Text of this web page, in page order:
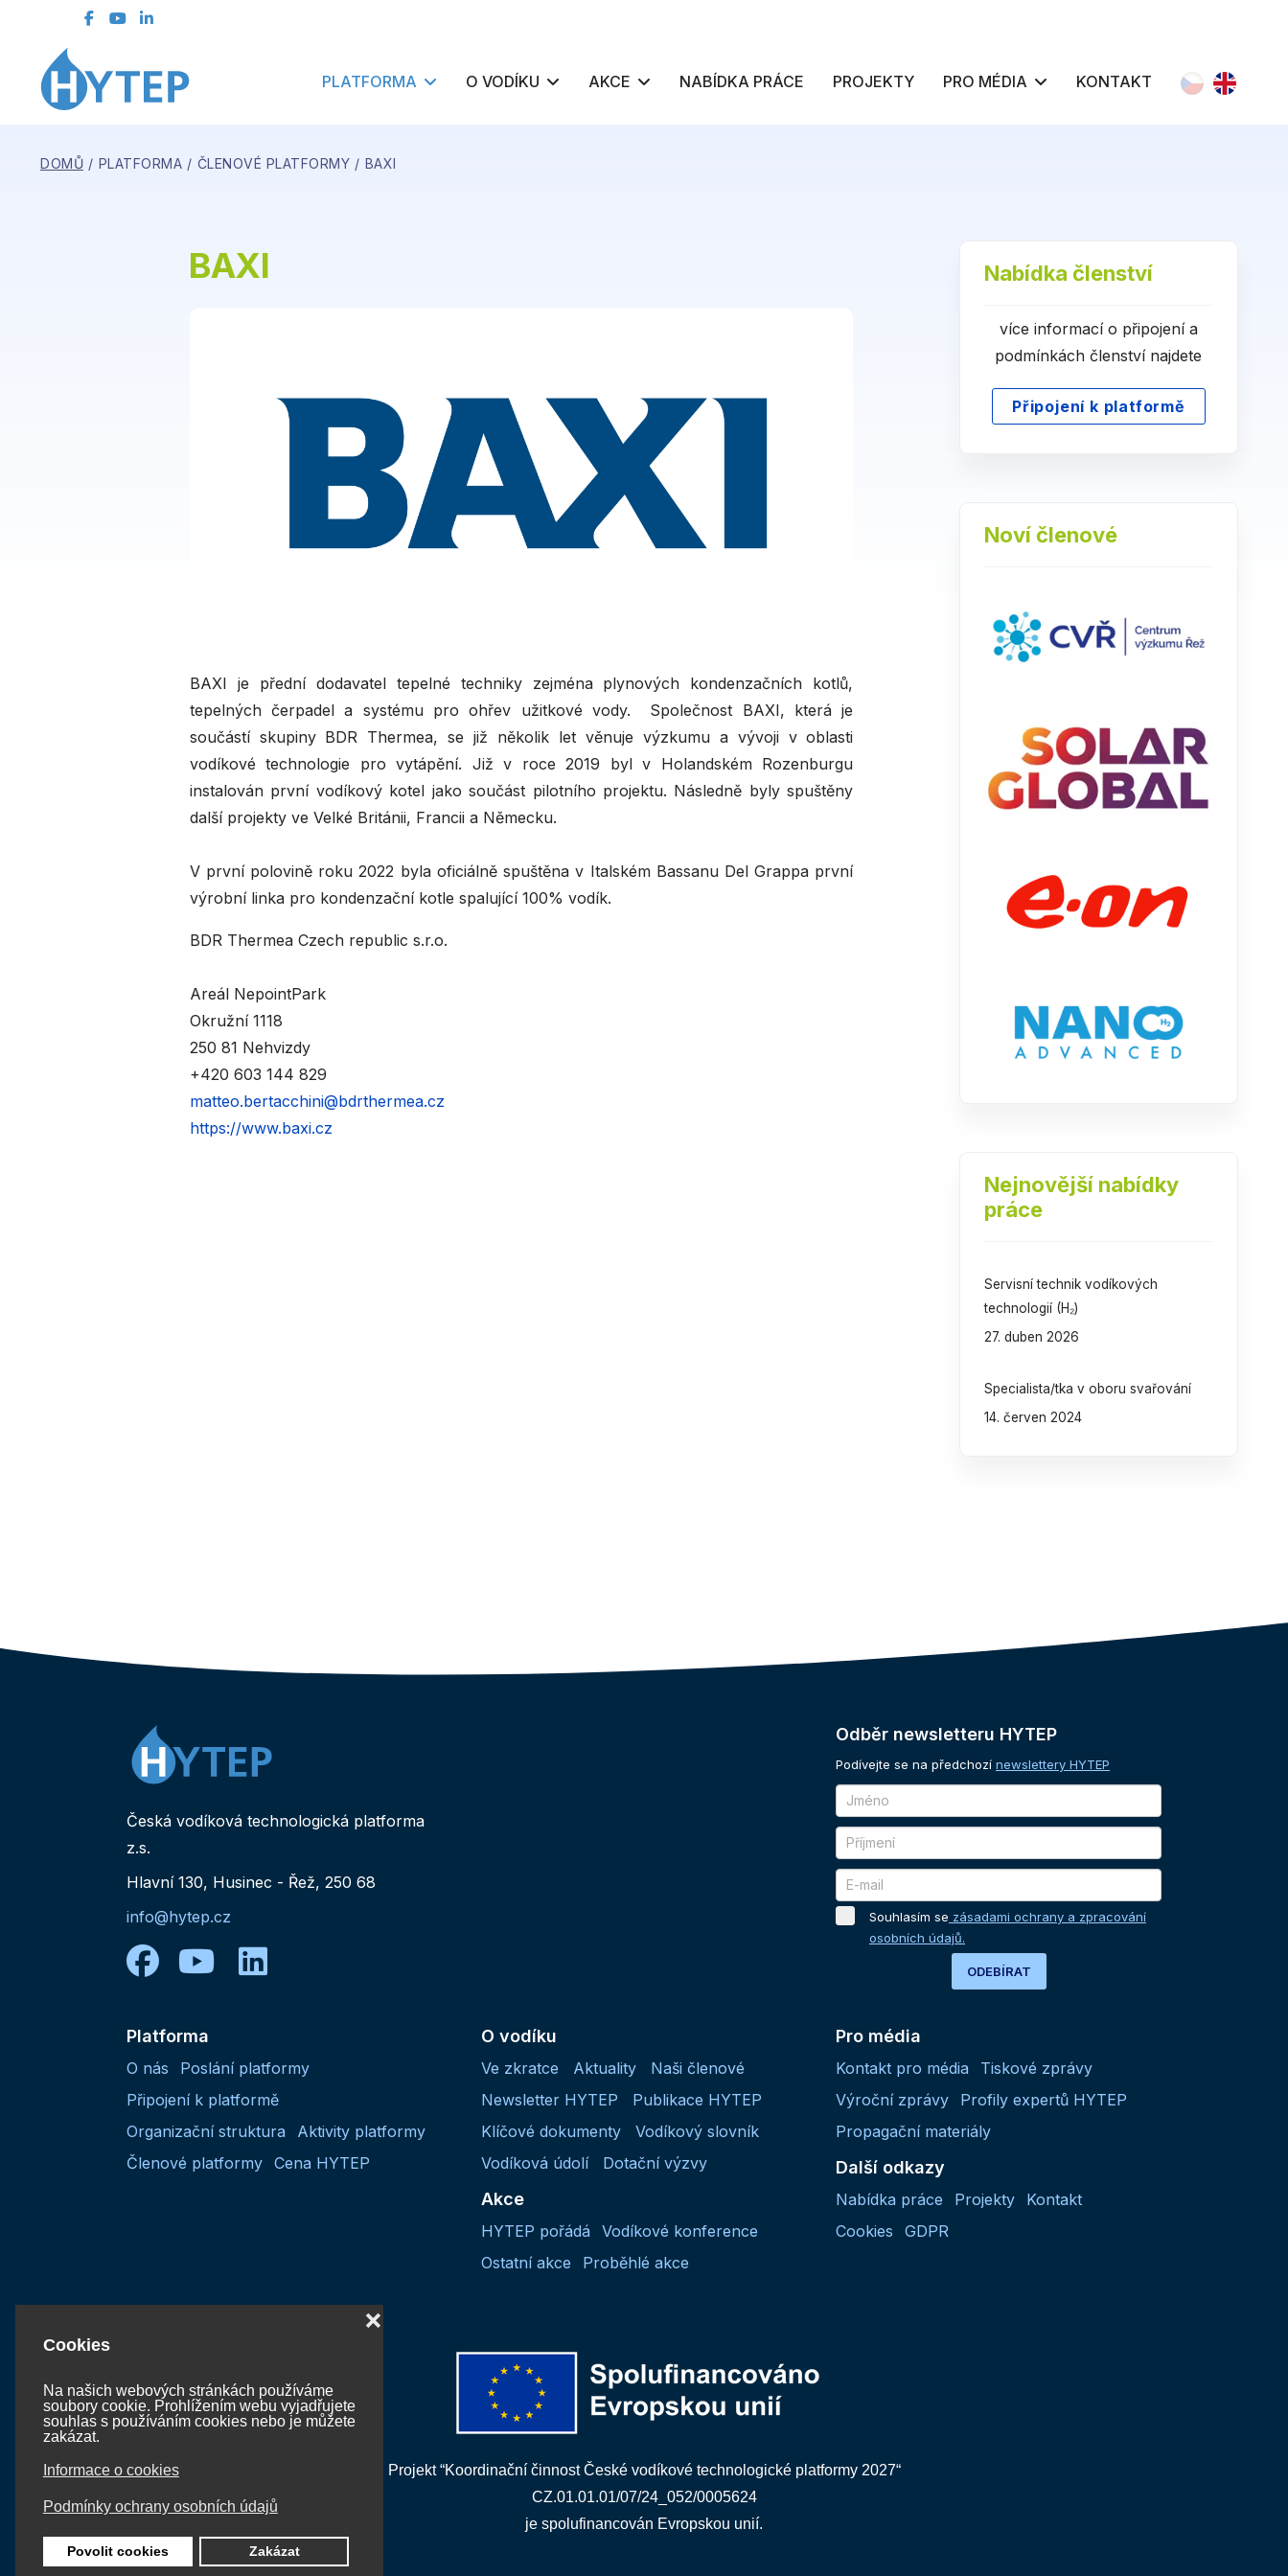
Cookies
Na našich webových stránkách používáme
soubory cookie. Prohlížením webu vyjadřujete
souhlas s používáním cookies nebo je můžete
zakázat.
Informace o cookies
Podmínky ochrany osobních údajů
Povolit cookies Zakázat
❌
ČLENSKÁ SEKCE
PLATFORMA O VODÍKU AKCE NABÍDKA PRÁCE PROJEKTY PRO MÉDIA KONTAKT Zvolte jazyk
DOMŮ PLATFORMA ČLENOVÉ PLATFORMY BAXI
BAXI
BAXI je přední dodavatel tepelné techniky zejména plynových kondenzačních kotlů,
tepelných čerpadel a systému pro ohřev užitkové vody. Společnost BAXI, která je
součástí skupiny BDR Thermea, se již několik let věnuje výzkumu a vývoji v oblasti
vodíkové technologie pro vytápění. Již v roce 2019 byl v Holandském Rozenburgu
instalován první vodíkový kotel jako součást pilotního projektu. Následně byly spuštěny
další projekty ve Velké Británii, Francii a Německu.
V první polovině roku 2022 byla oficiálně spuštěna v Italském Bassanu Del Grappa první
výrobní linka pro kondenzační kotle spalující 100% vodík.
BDR Thermea Czech republic s.r.o.
Areál NepointPark
Okružní 1118
250 81 Nehvizdy
+420 603 144 829
matteo.bertacchini@bdrthermea.cz
https://www.baxi.cz
Nabídka členství
více informací o připojení a
podmínkách členství najdete
Připojení k platformě
Noví členové
Nejnovější nabídky
práce
Servisní technik vodíkových
technologií (H₂)
27. duben 2026
Specialista/tka v oboru svařování
14. červen 2024
Česká vodíková technologická platforma
z.s.
Hlavní 130, Husinec - Řež, 250 68
info@hytep.cz
facebook
youtube
linkedin
Odběr newsletteru HYTEP
Podívejte se na předchozí newslettery HYTEP
Souhlasím se zásadami ochrany a zpracování
osobních údajů.
ODEBÍRAT
Platforma
O nás
Poslání platformy
Připojení k platformě
Organizační struktura
Aktivity platformy
Členové platformy Cena HYTEP
O vodíku
Ve zkratce Aktuality
Naši členové
Newsletter HYTEP
Publikace HYTEP
Klíčové dokumenty
Vodíkový slovník
Vodíková údolí
Dotační výzvy
Akce
HYTEP pořádá
Vodíkové konference
Ostatní akce
Proběhlé akce
Pro média
Kontakt pro média
Tiskové zprávy
Výroční zprávy
Profily expertů HYTEP
Propagační materiály
Další odkazy
Nabídka práce Projekty
Kontakt
Cookies
GDPR
Projekt “Koordinační činnost České vodíkové technologické platformy 2027“
CZ.01.01.01/07/24_052/0005624
je spolufinancován Evropskou unií.